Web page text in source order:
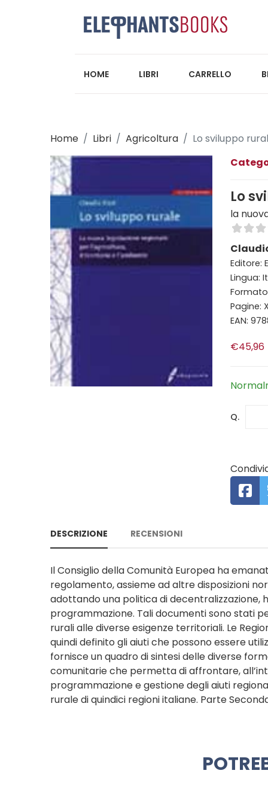
HOME LIBRI CARRELLO
Home Libri Agricoltura
Lo sviluppo
Lo
la
Editore:
Lingua:
Pagine:
EAN:
€45,96
Q.
DESCRIZIONE RECENSIONI
Il Consiglio della Comunità Europea ha
regolamento, assieme ad altre disposizioni
adottando una politica di decentralizzazione,
programmazione. Tali documenti sono stati
rurali alle diverse esigenze territoriali. Le
quindi definito gli aiuti che possono essere
fornisce un quadro di sintesi delle diverse
comunitarie che permetta di affrontare,
programmazione e gestione degli aiuti
rurale di quindici regioni italiane. Parte